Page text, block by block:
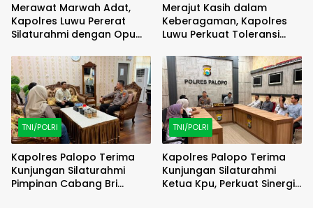
Merawat Marwah Adat,
Kapolres Luwu Pererat
Silaturahmi dengan Opu
Harmoni dan Kamtibmas
Merajut Kasih dalam
Keberagaman, Kapolres
Luwu Perkuat Toleransi
Katolik St. Petrus Padang
Sappa
TNI/POLRI
Kapolres Palopo Terima
Kunjungan Silaturahmi
Pimpinan Cabang Bri
TNI/POLRI
Kapolres Palopo Terima
Kunjungan Silaturahmi
Ketua Kpu, Perkuat Sinergi